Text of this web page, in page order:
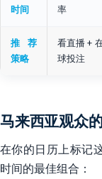
时间
率
推荐
策略
看直播 +
球投注
马来西亚观众
在你的日历上标记
时间的最佳组合：